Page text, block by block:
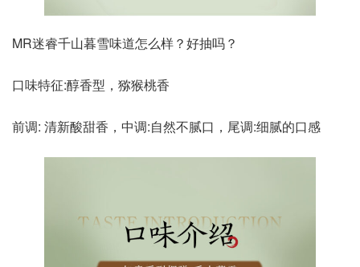
MR迷睿千山暮雪味道怎么样？好抽吗？
口味特征:醇香型，猕猴桃香
前调: 清新酸甜香，中调:自然不腻口，尾调:细腻的口感